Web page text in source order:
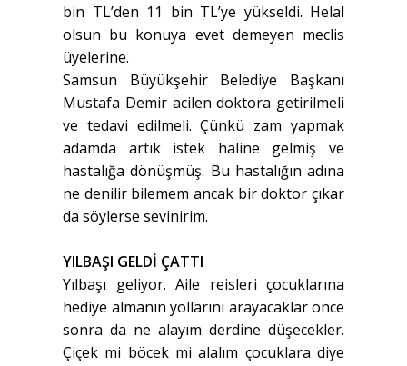
bin TL’den 11 bin TL’ye yükseldi. Helal
olsun bu konuya evet demeyen meclis
üyelerine.
Samsun Büyükşehir Belediye Başkanı
Mustafa Demir acilen doktora getirilmeli
ve tedavi edilmeli. Çünkü zam yapmak
adamda artık istek haline gelmiş ve
hastalığa dönüşmüş. Bu hastalığın adına
ne denilir bilemem ancak bir doktor çıkar
da söylerse sevinirim.
YILBAŞI GELDİ ÇATTI
Yılbaşı geliyor. Aile reisleri çocuklarına
hediye almanın yollarını arayacaklar önce
sonra da ne alayım derdine düşecekler.
Çiçek mi böcek mi alalım çocuklara diye